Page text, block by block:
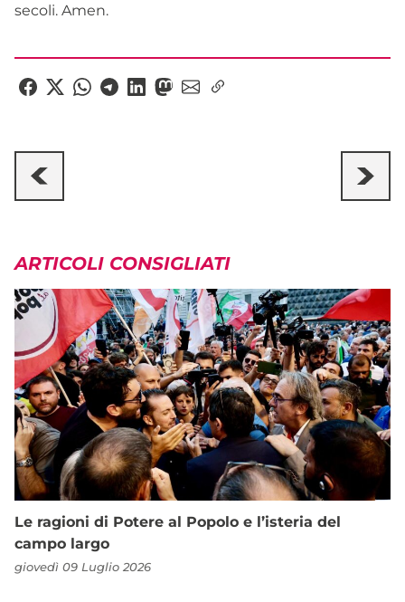
secoli. Amen.
ARTICOLI CONSIGLIATI
Le ragioni di Potere al Popolo e l’isteria del
campo largo
giovedì 09 Luglio 2026